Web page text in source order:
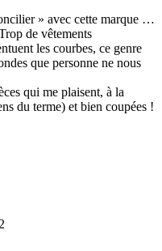
» avec cette marque …
de vêtements
les courbes, ce genre
que personne ne nous
qui me plaisent, à la
du terme) et bien coupées !